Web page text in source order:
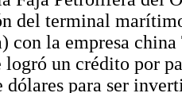
del terminal
con la empresa
logró un crédito por
para ser